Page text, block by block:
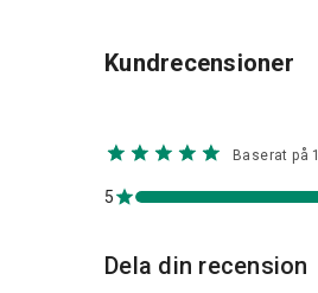
Kundrecensioner
Baserat på
5
Dela din recension